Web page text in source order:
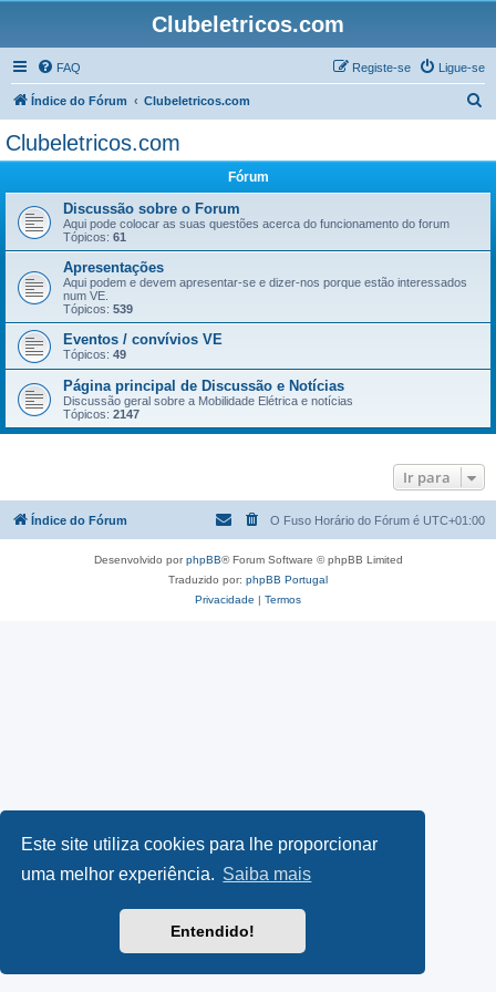
Este site utiliza cookies para lhe proporcionar
uma melhor experiência. Saiba mais
Entendido!
Clubeletricos.com
FAQ Ligue-se
Registe-se
Índice do Fórum Clubeletricos.com
Clubeletricos.com
Fórum
Discussão sobre o Forum
Aqui pode colocar as suas questões acerca do funcionamento do forum
Tópicos: 61
Apresentações
Aqui podem e devem apresentar-se e dizer-nos porque estão interessados
num VE.
Tópicos: 539
Eventos / convívios VE
Tópicos: 49
Página principal de Discussão e Notícias
Discussão geral sobre a Mobilidade Elétrica e notícias
Tópicos: 2147
Ir para
Índice do Fórum O Fuso Horário do Fórum é UTC+01:00
Desenvolvido porphpBB® Forum Software © phpBB Limited
Traduzido por: phpBB Portugal
Privacidade | Termos